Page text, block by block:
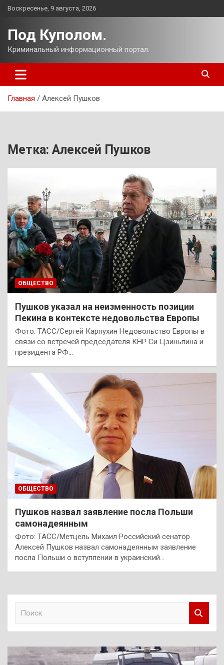
Перейти
Воскресенье, 9 августа, 2026
Под Куполом.
Криминальный информационный портал.
Главная Алексей Пушков
Метка: Алексей Пушков
ОБЩЕСТВО
Пушков указал на неизменность позиции
Пекина в контексте недовольства Европы
Фото: ТАСС/Сергей Карпухин Недовольство Европы в
связи со встречей председателя КНР Си Цзиньпина и
президента РФ…
ОБЩЕСТВО
Пушков назвал заявление посла Польши
самонадеянным
Фото: ТАСС/Метцель Михаил Российский сенатор
Алексей Пушков назвал самонадеянным заявление
посла Польши о вступлении в украинский…
к